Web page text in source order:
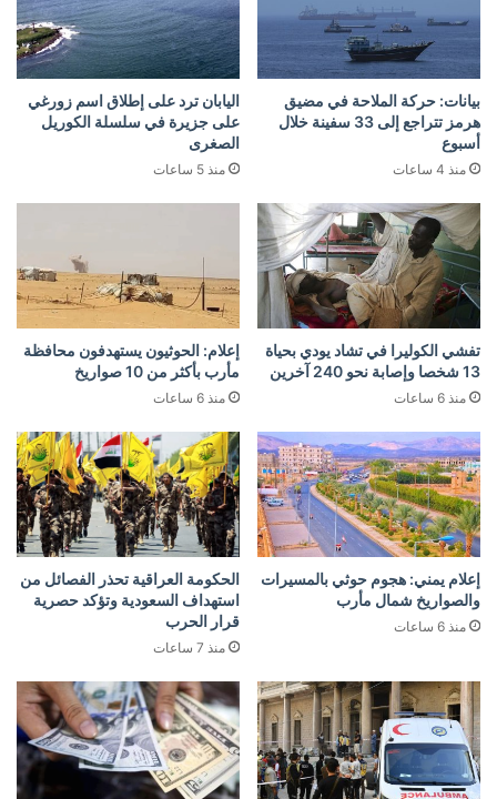
بيانات: حركة الملاحة في مضيق
هرمز تتراجع إلى 33 سفينة خلال
أسبوع
منذ 4 ساعات
اليابان ترد على إطلاق اسم زورغي
على جزيرة في سلسلة الكوريل
الصغرى
منذ 5 ساعات
تفشي الكوليرا في تشاد يودي بحياة
13 شخصا وإصابة نحو 240 آخرين
منذ 6 ساعات
إعلام: الحوثيون يستهدفون محافظة
مأرب بأكثر من 10 صواريخ
منذ 6 ساعات
إعلام يمني: هجوم حوثي بالمسيرات
والصواريخ شمال مأرب
منذ 6 ساعات
الحكومة العراقية تحذر الفصائل من
استهداف السعودية وتؤكد حصرية
قرار الحرب
منذ 7 ساعات